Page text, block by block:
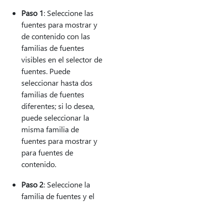
Paso 1: Seleccione las
fuentes para mostrar y
de contenido con las
familias de fuentes
visibles en el selector de
fuentes. Puede
seleccionar hasta dos
familias de fuentes
diferentes; si lo desea,
puede seleccionar la
misma familia de
fuentes para mostrar y
para fuentes de
contenido.
Paso 2: Seleccione la
familia de fuentes y el